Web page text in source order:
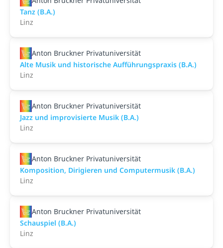
Tanz (B.A.)
Linz
Anton Bruckner Privatuniversität
Alte Musik und historische Aufführungspraxis (B.A.)
Linz
Anton Bruckner Privatuniversität
Jazz und improvisierte Musik (B.A.)
Linz
Anton Bruckner Privatuniversität
Komposition, Dirigieren und Computermusik (B.A.)
Linz
Anton Bruckner Privatuniversität
Schauspiel (B.A.)
Linz